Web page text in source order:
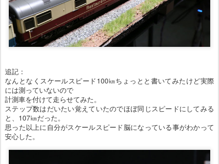
追記：
なんとなくスケールスピード100㎞ちょっとと書いてみたけど実際
には測っていないので
計測車を付けて走らせてみた。
ステップ数はだいたい覚えていたのでほぼ同じスピードにしてみる
と、107㎞だった。
思った以上に自分がスケールスピード脳になっている事がわかって
安心した。